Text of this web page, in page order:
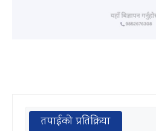
तपाईको प्रतिक्रिया